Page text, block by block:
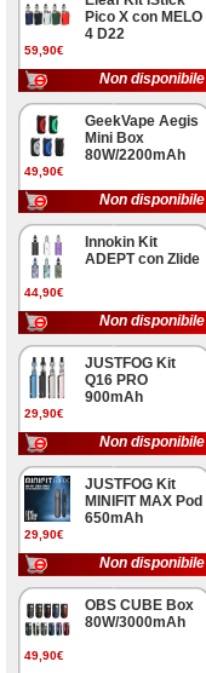
59,90€
Pico X con MELO
4 D22
Non disponibile
49,90€
GeekVape Aegis
Mini Box
80W/2200mAh
Non disponibile
44,90€
Innokin Kit
ADEPT con Zlide
Non disponibile
29,90€
JUSTFOG Kit
Q16 PRO
900mAh
Non disponibile
29,90€
JUSTFOG Kit
MINIFIT MAX Pod
650mAh
Non disponibile
49,90€
OBS CUBE Box
80W/3000mAh